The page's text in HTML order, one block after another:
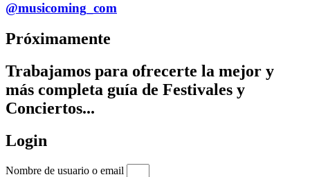
@musicoming_com
Próximamente
Trabajamos para ofrecerte la mejor y
más completa guía de Festivales y
Conciertos...
Login
Nombre de usuario o email